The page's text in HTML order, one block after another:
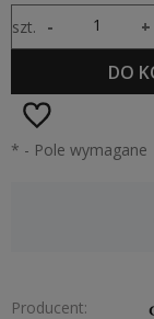
szt. +
-
DO
* - Pole wymagane
Producent: